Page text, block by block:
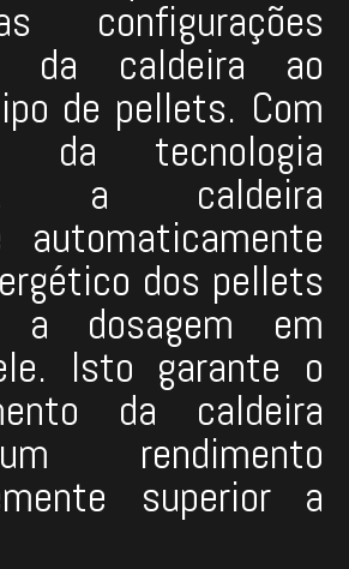
configurações
da caldeira ao
de pellets. Com
da tecnologia
a caldeira
automaticamente
dos pellets
dosagem em
Isto garante o
da caldeira
rendimento
superior a